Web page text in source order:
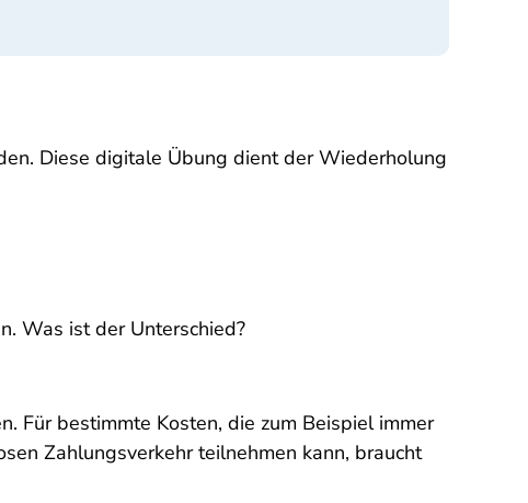
Diese digitale Übung dient der Wiederholung
Was ist der Unterschied?
Für bestimmte Kosten, die zum Beispiel immer
Zahlungsverkehr teilnehmen kann, braucht